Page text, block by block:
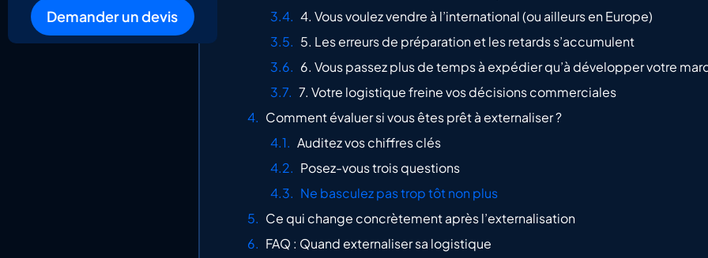
Demander un devis
4. Vous voulez vendre à l’international (ou ailleurs en Europe)
5. Les erreurs de préparation et les retards s’accumulent
6. Vous passez plus de temps à expédier qu’à développer votre
7. Votre logistique freine vos décisions commerciales
Comment évaluer si vous êtes prêt à externaliser ?
Auditez vos chiffres clés
Posez-vous trois questions
Ne basculez pas trop tôt non plus
Ce qui change concrètement après l’externalisation
FAQ : Quand externaliser sa logistique